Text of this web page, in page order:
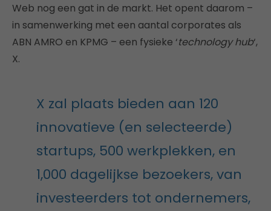
Web nog een gat in de markt. Het opent daarom –
in samenwerking met een aantal corporates als
ABN AMRO en KPMG – een fysieke ‘technology hub‘,
X.
X zal plaats bieden aan 120
innovatieve (en selecteerde)
startups, 500 werkplekken, en
1,000 dagelijkse bezoekers, van
investeerders tot ondernemers,